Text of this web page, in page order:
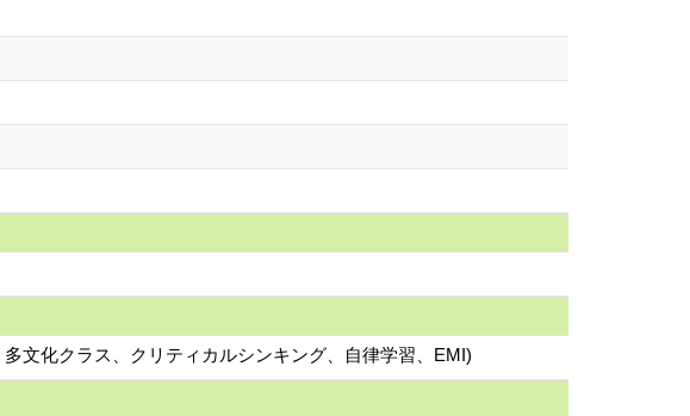
文化クラス、クリティカルシンキング、自律学習、EMI)